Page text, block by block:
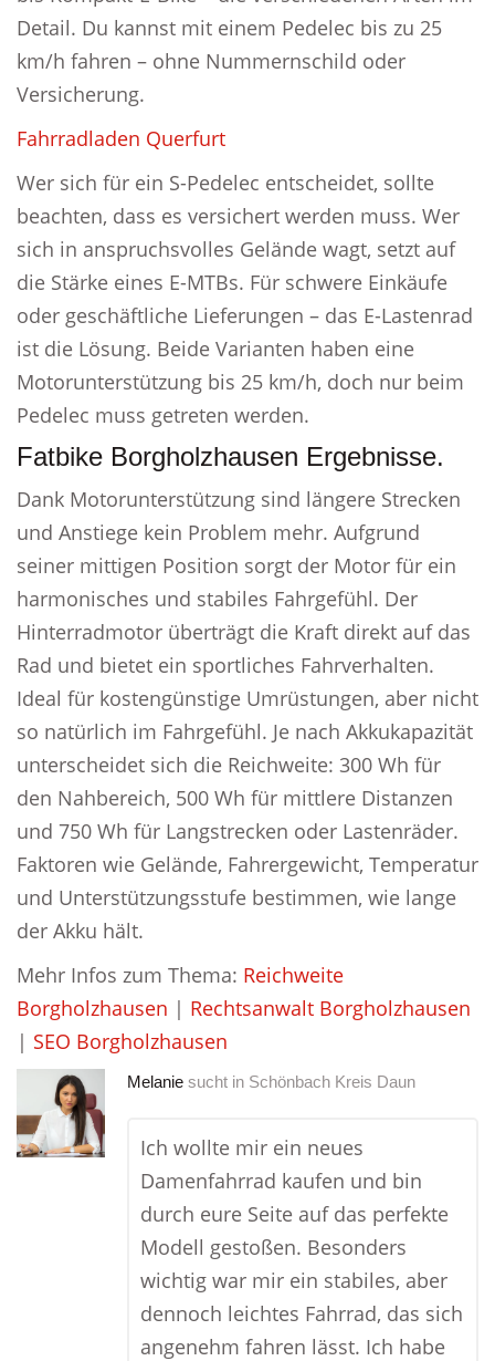
Detail. Du kannst mit einem Pedelec bis zu 25
km/h fahren – ohne Nummernschild oder
Versicherung.
Fahrradladen Querfurt
Wer sich für ein S-Pedelec entscheidet, sollte
beachten, dass es versichert werden muss. Wer
sich in anspruchsvolles Gelände wagt, setzt auf
die Stärke eines E-MTBs. Für schwere Einkäufe
oder geschäftliche Lieferungen – das E-Lastenrad
ist die Lösung. Beide Varianten haben eine
Motorunterstützung bis 25 km/h, doch nur beim
Pedelec muss getreten werden.
Fatbike Borgholzhausen Ergebnisse.
Dank Motorunterstützung sind längere Strecken
und Anstiege kein Problem mehr. Aufgrund
seiner mittigen Position sorgt der Motor für ein
harmonisches und stabiles Fahrgefühl. Der
Hinterradmotor überträgt die Kraft direkt auf das
Rad und bietet ein sportliches Fahrverhalten.
Ideal für kostengünstige Umrüstungen, aber nicht
so natürlich im Fahrgefühl. Je nach Akkukapazität
unterscheidet sich die Reichweite: 300 Wh für
den Nahbereich, 500 Wh für mittlere Distanzen
und 750 Wh für Langstrecken oder Lastenräder.
Faktoren wie Gelände, Fahrergewicht, Temperatur
und Unterstützungsstufe bestimmen, wie lange
der Akku hält.
Mehr Infos zum Thema: Reichweite
Borgholzhausen | Rechtsanwalt Borgholzhausen
| SEO Borgholzhausen
Melanie sucht in Schönbach Kreis Daun
Ich wollte mir ein neues
Damenfahrrad kaufen und bin
durch eure Seite auf das perfekte
Modell gestoßen. Besonders
wichtig war mir ein stabiles, aber
dennoch leichtes Fahrrad, das sich
angenehm fahren lässt. Ich habe